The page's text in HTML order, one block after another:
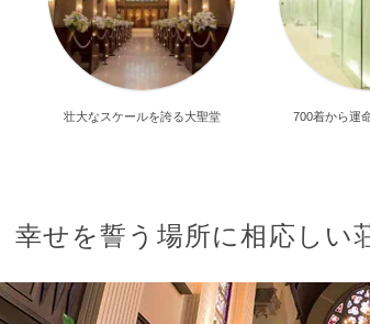
壮大なスケールを誇る大聖堂 700着から運
幸せを誓う場所に相応しい